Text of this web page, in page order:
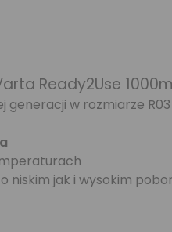
Ready2Use
generacji w rozmiarze R03
niskim jak i wysokim